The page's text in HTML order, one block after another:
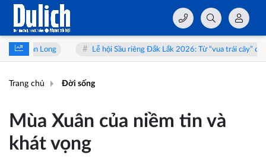
Lễ hội Sầu riêng Đắk Lắk 2026: Từ “vua trái cây” đến hành trình trải
Trang chủ Đời sống
Mùa Xuân của niềm tin và
khát vọng